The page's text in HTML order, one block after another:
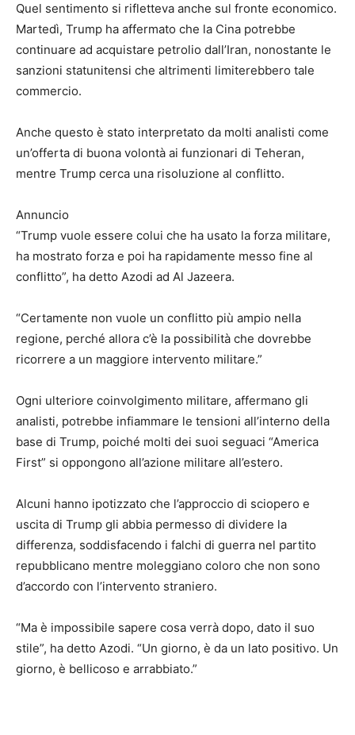
Quel sentimento si rifletteva anche sul fronte economico.
Martedì, Trump ha affermato che la Cina potrebbe
continuare ad acquistare petrolio dall’Iran, nonostante le
sanzioni statunitensi che altrimenti limiterebbero tale
commercio.
Anche questo è stato interpretato da molti analisti come
un’offerta di buona volontà ai funzionari di Teheran,
mentre Trump cerca una risoluzione al conflitto.
Annuncio
“Trump vuole essere colui che ha usato la forza militare,
ha mostrato forza e poi ha rapidamente messo fine al
conflitto”, ha detto Azodi ad Al Jazeera.
“Certamente non vuole un conflitto più ampio nella
regione, perché allora c’è la possibilità che dovrebbe
ricorrere a un maggiore intervento militare.”
Ogni ulteriore coinvolgimento militare, affermano gli
analisti, potrebbe infiammare le tensioni all’interno della
base di Trump, poiché molti dei suoi seguaci “America
First” si oppongono all’azione militare all’estero.
Alcuni hanno ipotizzato che l’approccio di sciopero e
uscita di Trump gli abbia permesso di dividere la
differenza, soddisfacendo i falchi di guerra nel partito
repubblicano mentre moleggiano coloro che non sono
d’accordo con l’intervento straniero.
“Ma è impossibile sapere cosa verrà dopo, dato il suo
stile”, ha detto Azodi. “Un giorno, è da un lato positivo. Un
giorno, è bellicoso e arrabbiato.”